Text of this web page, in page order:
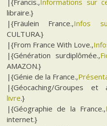
|{Francis.,Informations sur
libraire.}
|{Fräulein France.,Infos
CULTURA.}
|{From France With Love.,
|{Génération surdiplômée.,
AMAZON.}
|{Génie de la France.,
|{Géocaching/Groupes et
livre.}
|{Géographie de la France.,
internet.}